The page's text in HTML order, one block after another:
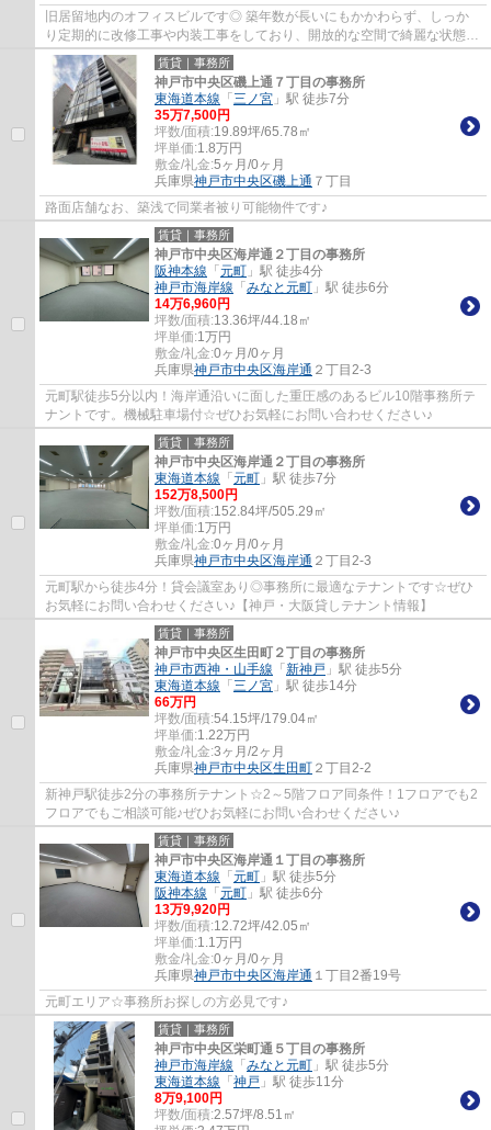
旧居留地内のオフィスビルです◎ 築年数が長いにもかかわらず、しっか
り定期的に改修工事や内装工事をしており、開放的な空間で綺麗な状態に
保たれております！
賃貸｜事務所
神戸市中央区磯上通７丁目の事務所
東海道本線 「 三ノ宮 」駅 徒歩7分
35万7,500円
坪数/面積:19.89坪/65.78㎡
坪単価:1.8万円
敷金/礼金:5ヶ月/0ヶ月
兵庫県神戸市中央区磯上通 ７丁目
路面店舗なお、築浅で同業者被り可能物件です♪
賃貸｜事務所
神戸市中央区海岸通２丁目の事務所
阪神本線 「 元町 」駅 徒歩4分
神戸市海岸線 「 みなと元町 」駅 徒歩6分
14万6,960円
坪数/面積:13.36坪/44.18㎡
坪単価:1万円
敷金/礼金:0ヶ月/0ヶ月
兵庫県神戸市中央区海岸通 ２丁目2-3
元町駅徒歩5分以内！海岸通沿いに面した重圧感のあるビル10階事務所テ
ナントです。機械駐車場付☆ぜひお気軽にお問い合わせください♪
賃貸｜事務所
神戸市中央区海岸通２丁目の事務所
東海道本線 「 元町 」駅 徒歩7分
152万8,500円
坪数/面積:152.84坪/505.29㎡
坪単価:1万円
敷金/礼金:0ヶ月/0ヶ月
兵庫県神戸市中央区海岸通 ２丁目2-3
元町駅から徒歩4分！貸会議室あり◎事務所に最適なテナントです☆ぜひ
お気軽にお問い合わせください♪【神戸・大阪貸しテナント情報】
賃貸｜事務所
神戸市中央区生田町２丁目の事務所
神戸市西神・山手線 「 新神戸 」駅 徒歩5分
東海道本線 「 三ノ宮 」駅 徒歩14分
66万円
坪数/面積:54.15坪/179.04㎡
坪単価:1.22万円
敷金/礼金:3ヶ月/2ヶ月
兵庫県神戸市中央区生田町 ２丁目2-2
新神戸駅徒歩2分の事務所テナント☆2～5階フロア同条件！1フロアでも2
フロアでもご相談可能♪ぜひお気軽にお問い合わせください♪
賃貸｜事務所
神戸市中央区海岸通１丁目の事務所
東海道本線 「 元町 」駅 徒歩5分
阪神本線 「 元町 」駅 徒歩6分
13万9,920円
坪数/面積:12.72坪/42.05㎡
坪単価:1.1万円
敷金/礼金:0ヶ月/0ヶ月
兵庫県神戸市中央区海岸通 １丁目2番19号
元町エリア☆事務所お探しの方必見です♪
賃貸｜事務所
神戸市中央区栄町通５丁目の事務所
神戸市海岸線 「 みなと元町 」駅 徒歩5分
東海道本線 「 神戸 」駅 徒歩11分
8万9,100円
坪数/面積:2.57坪/8.51㎡